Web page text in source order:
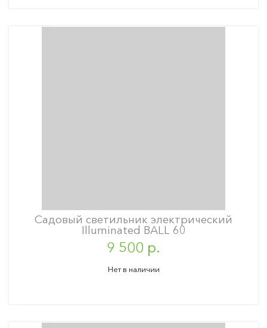
Садовый светильник электрический
Illuminated BALL 60
9 500 р.
Нет в наличии